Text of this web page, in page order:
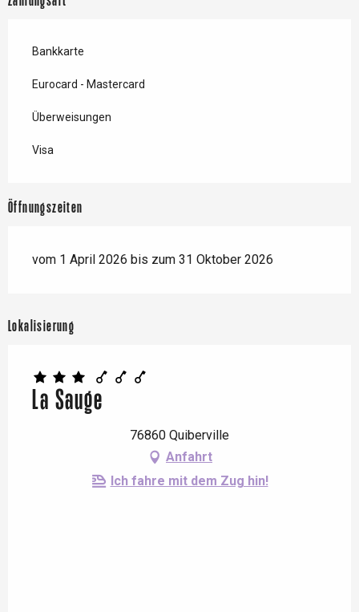
Bankkarte
Eurocard - Mastercard
Überweisungen
Visa
Öffnungszeiten
vom 1 April 2026 bis zum 31 Oktober 2026
Lokalisierung
La Sauge
76860 Quiberville
Anfahrt
Ich fahre mit dem Zug hin!